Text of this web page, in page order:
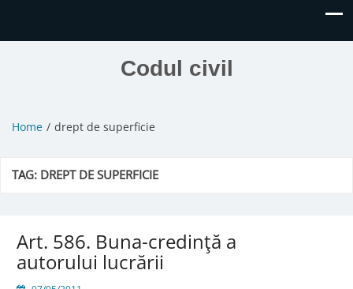
Codul civil
Home drept de superficie
TAG: DREPT DE SUPERFICIE
Art. 586. Buna-credinţă a
autorului lucrării